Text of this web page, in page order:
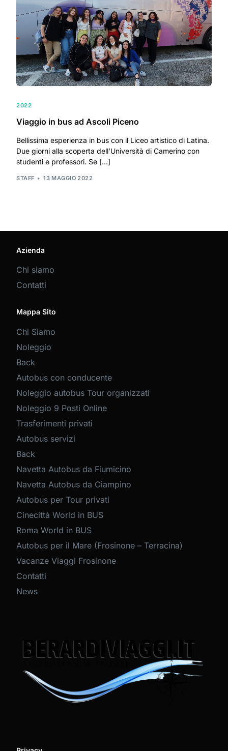
2022
Viaggio in bus ad Ascoli Piceno
Bellissima esperienza in bus con il Liceo artistico di Latina.
Due giorni alla scoperta dell’Università di Camerino con
studenti e professori. Se […]
STAFF 13 MAGGIO 2022
Azienda
Chi siamo
Contatti
Mappa Sito
Chi Siamo
Noleggio
Back
Autobus con conducente
Noleggio autobus Tour organizzati
Noleggio 9 Posti Online
Trasferimenti privati
Autobus servizi
Back
Navetta Autobus da Fiumicino
Navetta Autobus da Ciampino
Autobus per Tour privati
Cinecittà World in BUS
Roma World in BUS
Autobus per il Mare (Frosinone – Terracina)
Vacanze Viaggi Frosinone
Contatti
News